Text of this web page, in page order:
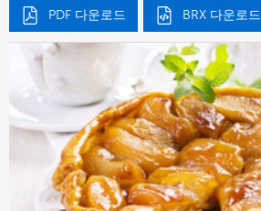
PDF 다운로드 BRX 다운로드